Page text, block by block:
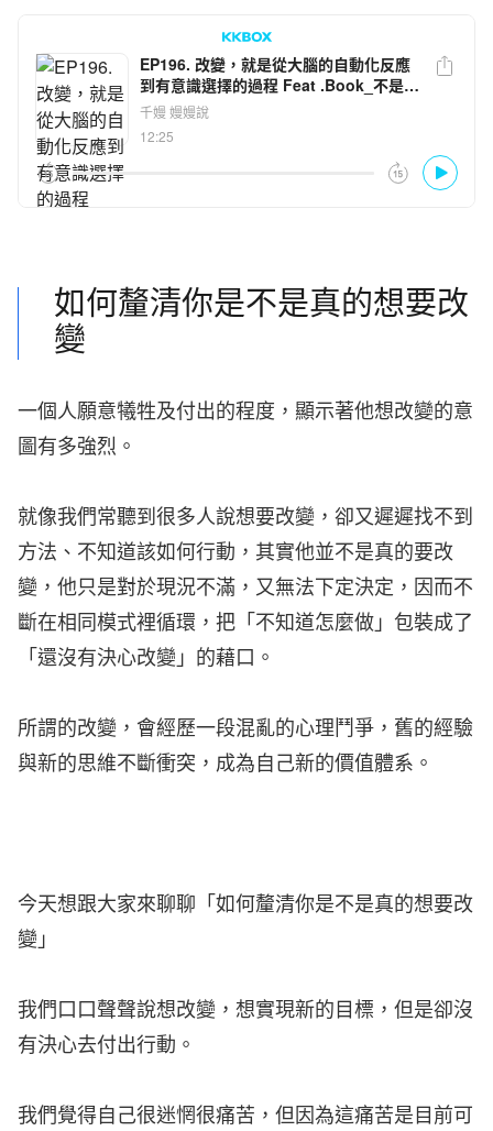
如何釐清你是不是真的想要改
變
一個人願意犧牲及付出的程度，顯示著他想改變的意
圖有多強烈。
就像我們常聽到很多人說想要改變，卻又遲遲找不到
方法、不知道該如何行動，其實他並不是真的要改
變，他只是對於現況不滿，又無法下定決定，因而不
斷在相同模式裡循環，把「不知道怎麼做」包裝成了
「還沒有決心改變」的藉口。
所謂的改變，會經歷一段混亂的心理鬥爭，舊的經驗
與新的思維不斷衝突，成為自己新的價值體系。
今天想跟大家來聊聊「如何釐清你是不是真的想要改
變」
我們口口聲聲說想改變，想實現新的目標，但是卻沒
有決心去付出行動。
我們覺得自己很迷惘很痛苦，但因為這痛苦是目前可